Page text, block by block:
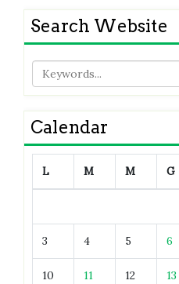
Search Website
Calendar
L M M G
3 4 5 6
10 11 12 13